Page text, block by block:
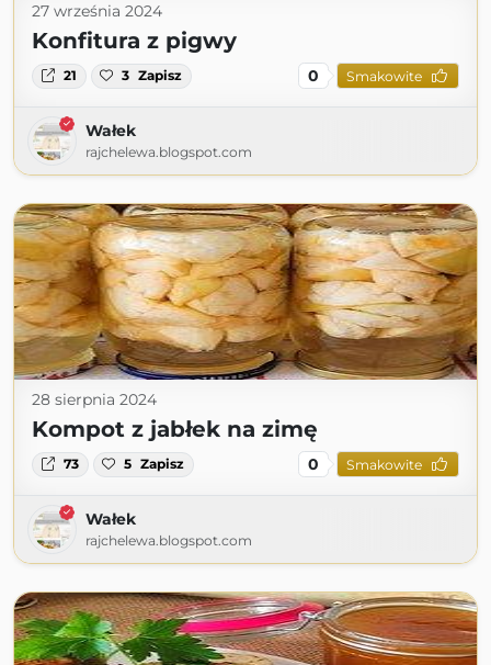
27 września 2024
Konfitura z pigwy
21 3 Zapisz 0 Smakowite
Wałek
rajchelewa.blogspot.com
28 sierpnia 2024
Kompot z jabłek na zimę
73 5 Zapisz 0 Smakowite
Wałek
rajchelewa.blogspot.com